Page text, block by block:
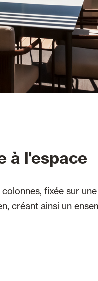
à l'espace
fixée sur une
créant ainsi un